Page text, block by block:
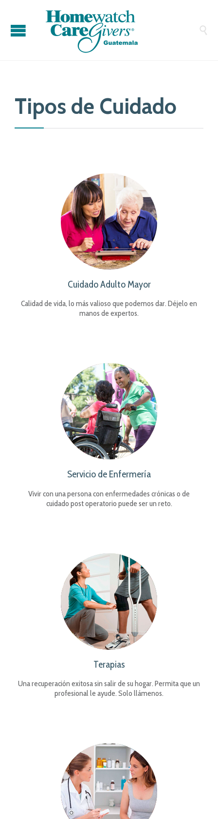

Tipos de Cuidado
Cuidado Adulto Mayor
Calidad de vida, lo más valioso que podemos dar. Déjelo en
manos de expertos.
Servicio de Enfermería
Vivir con una persona con enfermedades crónicas o de
cuidado post operatorio puede ser un reto.
Terapias
Una recuperación exitosa sin salir de su hogar. Permita que un
profesional le ayude. Solo llámenos.